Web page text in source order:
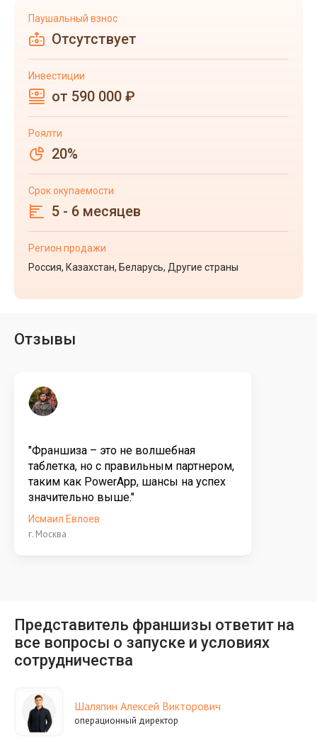
Паушальный взнос
Отсутствует
Инвестиции
от 590 000 ₽
Роялти
20%
Срок окупаемости
5 - 6 месяцев
Регион продажи
Россия, Казахстан, Беларусь, Другие страны
Отзывы
"Франшиза – это не волшебная
таблетка, но с правильным партнером,
таким как PowerApp, шансы на успех
значительно выше."
Исмаил Евлоев
г. Москва
Представитель франшизы ответит на
все вопросы о запуске и условиях
сотрудничества
Шаляпин Алексей Викторович
операционный директор